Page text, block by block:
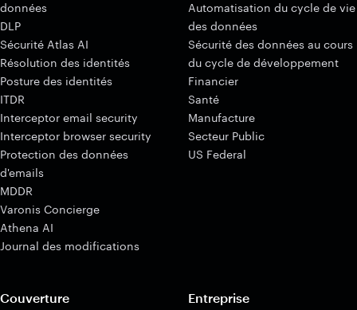
données
DLP
Sécurité Atlas AI
Résolution des identités
Posture des identités
ITDR
Interceptor email security
Interceptor browser security
Protection des données
d'emails
MDDR
Varonis Concierge
Athena AI
Journal des modifications
Automatisation du cycle de vie
des données
Sécurité des données au cours
du cycle de développement
Financier
Santé
Manufacture
Secteur Public
US Federal
Couverture Entreprise